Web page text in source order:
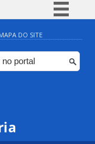
BR
Participe
Canais
DO SITE